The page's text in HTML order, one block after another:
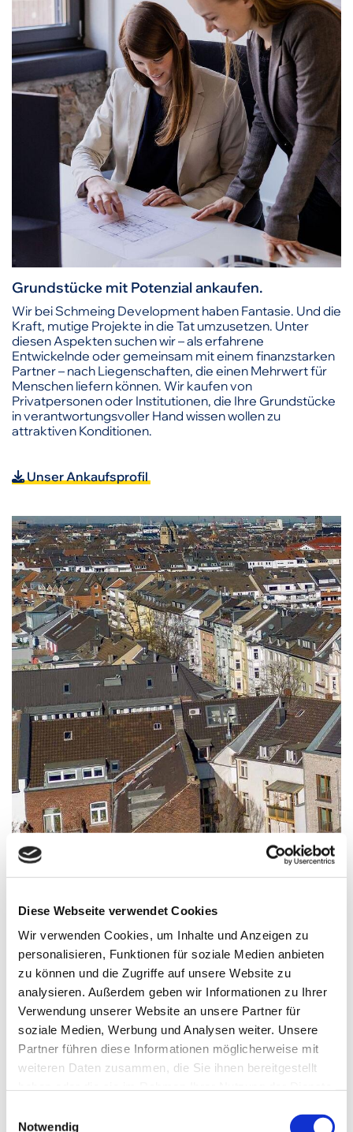
Diese Webseite verwendet Cookies
Wir verwenden Cookies, um Inhalte und Anzeigen zu
personalisieren, Funktionen für soziale Medien anbieten
zu können und die Zugriffe auf unsere Website zu
analysieren. Außerdem geben wir Informationen zu Ihrer
Verwendung unserer Website an unsere Partner für
soziale Medien, Werbung und Analysen weiter. Unsere
Partner führen diese Informationen möglicherweise mit
weiteren Daten zusammen, die Sie ihnen bereitgestellt
Notwendig
Grundstücke mit Potenzial ankaufen.
Wir bei Schmeing Development haben Fantasie. Und die
Kraft, mutige Projekte in die Tat umzusetzen. Unter
diesen Aspekten suchen wir – als erfahrene
Entwickelnde oder gemeinsam mit einem finanzstarken
Partner – nach Liegenschaften, die einen Mehrwert für
Menschen liefern können. Wir kaufen von
Privatpersonen oder Institutionen, die Ihre Grundstücke
in verantwortungsvoller Hand wissen wollen zu
attraktiven Konditionen.
Unser Ankaufsprofil
Bauen, was die Menschen brauchen.
zeitgemäßen Konzepten für Nachhaltigkeit entwickeln
und bebauen wir diese Grundstücke. Das Ergebnis sind
moderne Wohn- oder Gewerbeimmobilien, die wir global
an institutionelle Investierende oder im Teileigentum
einzeln verkaufen.
Unser Immobilienportfolio